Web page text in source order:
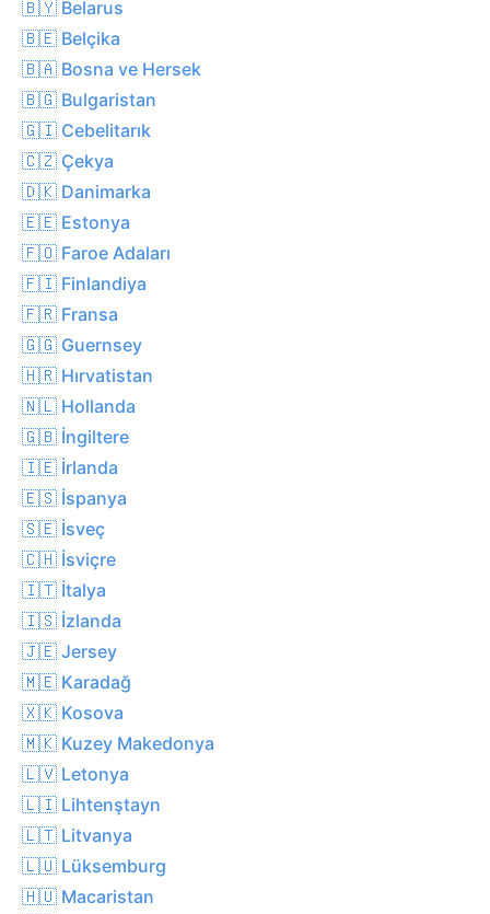
🇧🇾 Belarus
🇧🇪 Belçika
🇧🇦 Bosna ve Hersek
🇧🇬 Bulgaristan
🇬🇮 Cebelitarık
🇨🇿 Çekya
🇩🇰 Danimarka
🇪🇪 Estonya
🇫🇴 Faroe Adaları
🇫🇮 Finlandiya
🇫🇷 Fransa
🇬🇬 Guernsey
🇭🇷 Hırvatistan
🇳🇱 Hollanda
🇬🇧 İngiltere
🇮🇪 İrlanda
🇪🇸 İspanya
🇸🇪 İsveç
🇨🇭 İsviçre
🇮🇹 İtalya
🇮🇸 İzlanda
🇯🇪 Jersey
🇲🇪 Karadağ
🇽🇰 Kosova
🇲🇰 Kuzey Makedonya
🇱🇻 Letonya
🇱🇮 Lihtenştayn
🇱🇹 Litvanya
🇱🇺 Lüksemburg
🇭🇺 Macaristan